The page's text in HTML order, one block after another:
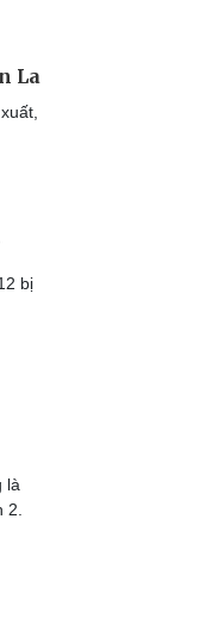
La
bị
là